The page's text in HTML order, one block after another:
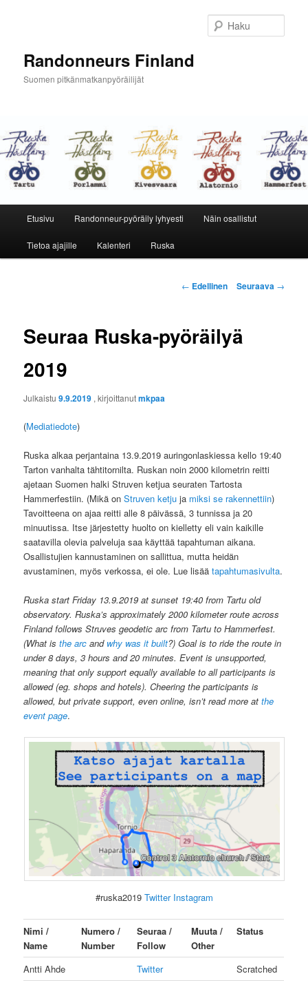
Randonneurs Finland
Suomen pitkänmatkanpyöräilijät
Etusivu Randonneur-pyöräily lyhyesti Näin osallistut
Tietoa ajajille Kalenteri Ruska
Artikkelien
← Edellinen Seuraava →
Seuraa Ruska-pyöräilyä
2019
Julkaistu9.9.2019 , kirjoittanutmkpaa
(Mediatiedote)
Ruska alkaa perjantaina 13.9.2019 auringonlaskiessa kello 19:40
Tarton vanhalta tähtitornilta. Ruskan noin 2000 kilometrin reitti
ajetaan Suomen halki Struven ketjua seuraten Tartosta
Hammerfestiin. (Mikä onStruven ketju ja miksi se rakennettiin)
Tavoitteena on ajaa reitti alle 8 päivässä, 3 tunnissa ja 20
minuutissa. Itse järjestetty huolto on kielletty eli vain kaikille
saatavilla olevia palveluja saa käyttää tapahtuman aikana.
Osallistujien kannustaminen on sallittua, mutta heidän
avustaminen, myös verkossa, ei ole. Lue lisäätapahtumasivulta.
Ruska start Friday 13.9.2019 at sunset 19:40 from Tartu old
observatory. Ruska’s approximately 2000 kilometer route across
Finland follows Struves geodetic arc from Tartu to Hammerfest.
(What isthe arc and why was it built?) Goal is to ride the route in
under 8 days, 3 hours and 20 minutes. Event is unsupported,
meaning that only support equally available to all participants is
allowed (eg. shops and hotels). Cheering the participants is
allowed, but private support, even online, isn’t read more atthe
event page.
#ruska2019 Twitter Instagram
Nimi /
Name
Numero /
Number
Seuraa /
Follow
Muuta /
Other
Status
Antti Ahde Twitter
Scratched